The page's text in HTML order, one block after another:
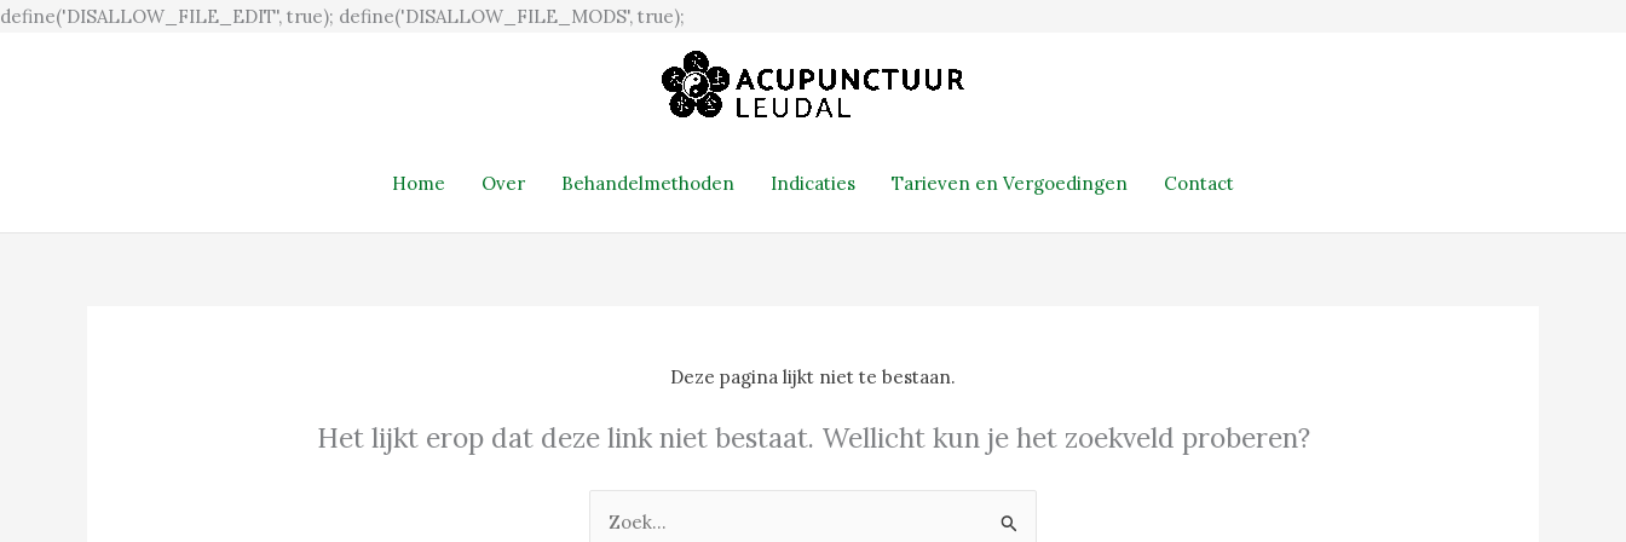
define('DISALLOW_FILE_EDIT', true); define('DISALLOW_FILE_MODS', true);
naar
de
inhoud
Home Over Behandelmethoden Indicaties Tarieven en Vergoedingen Contact
Deze pagina lijkt niet te bestaan.
Het lijkt erop dat deze link niet bestaat. Wellicht kun je het zoekveld proberen?
Zoek